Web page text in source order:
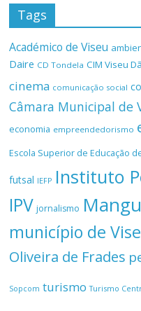
Tags
Académico de Viseu
Daire CD Tondela CIM Viseu
cinema comunicação social
Câmara Municipal de
economia empreendedorismo
Escola Superior de Educação
futsal IEFP Instituto
IPV jornalismo
município de
Oliveira de Frades
Sopcom turismo Turismo